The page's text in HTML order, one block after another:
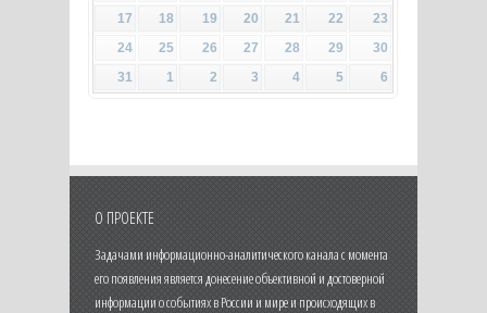
17
18 19 20 21 22
23
24
25 26 27 28 29
30
31
1 2 3 4 5 6
О ПРОЕКТЕ
Задачами информационно-аналитического канала с момента
его появления является донесение объективной и достоверной
информации о событиях в России и мире и происходящих в